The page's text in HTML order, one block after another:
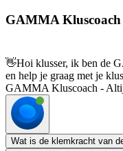
GAMMA Kluscoach
👋Hoi klusser, ik ben de
en help je graag met je
GAMMA Kluscoach -
Wat is de klemkracht van